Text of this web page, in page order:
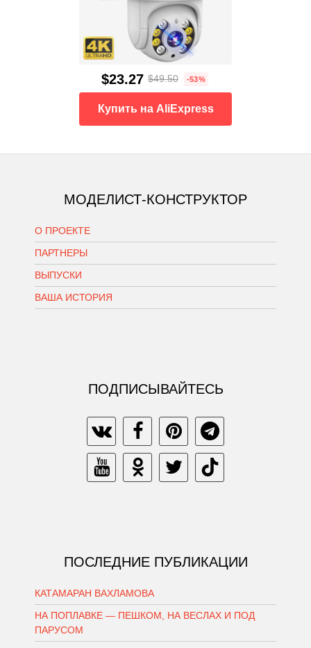
$23.27 $49.50 -53%
Купить на AliExpress
МОДЕЛИСТ-КОНСТРУКТОР
О ПРОЕКТЕ
ПАРТНЕРЫ
ВЫПУСКИ
ВАША ИСТОРИЯ
ПОДПИСЫВАЙТЕСЬ
ПОСЛЕДНИЕ ПУБЛИКАЦИИ
КАТАМАРАН ВАХЛАМОВА
НА ПОПЛАВКЕ — ПЕШКОМ, НА ВЕСЛАХ И ПОД
ПАРУСОМ